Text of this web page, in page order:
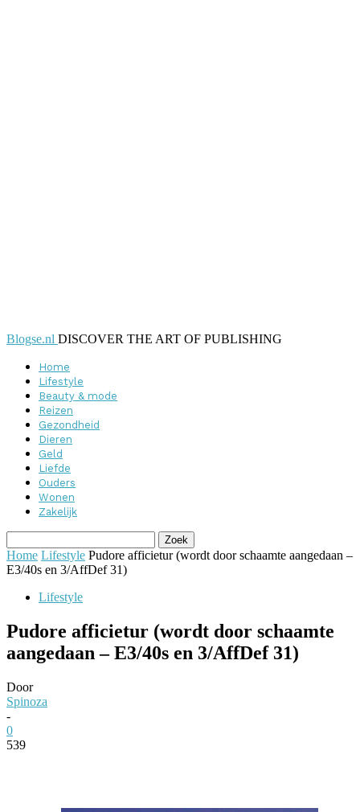
Blogse.nl DISCOVER THE ART OF PUBLISHING
Home
Lifestyle
Beauty & mode
Reizen
Gezondheid
Dieren
Geld
Liefde
Ouders
Wonen
Zakelijk
Home Lifestyle Pudore afficietur (wordt door schaamte aangedaan –
E3/40s en 3/AffDef 31)
Lifestyle
Pudore afficietur (wordt door schaamte
aangedaan – E3/40s en 3/AffDef 31)
Door
Spinoza
-
0
539